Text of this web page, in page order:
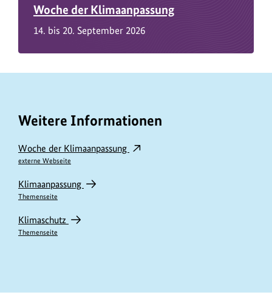
Woche der Klimaanpassung
14. bis 20. September 2026
Weitere Informationen
Woche der Klimaanpassung
externe Webseite
Klimaanpassung
Themenseite
Klimaschutz
Themenseite